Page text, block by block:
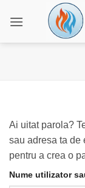
Ai uitat parola?
sau adresa ta de
pentru a crea o
Nume utilizator